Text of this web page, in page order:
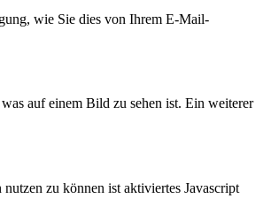
wie Sie dies von Ihrem E-Mail-
auf einem Bild zu sehen ist. Ein weiterer
zu können ist aktiviertes Javascript